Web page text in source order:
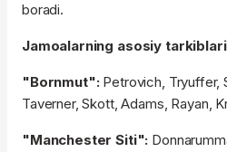
boradi.
Jamoalarning asosiy
"Bornmut":Petrovich, Tryuffer,
Taverner, Skott, Adams, Rayan,
"Manchester Siti":